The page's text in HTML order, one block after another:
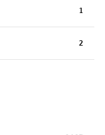
1
2